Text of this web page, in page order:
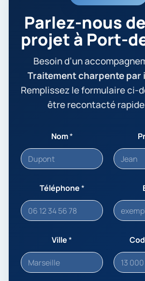
Parlez-nous
projet à Port-
Besoin d’un
Traitement charpente par
Remplissez le formulaire ci-
être recontacté
Nom*
Téléphone*
Ville*